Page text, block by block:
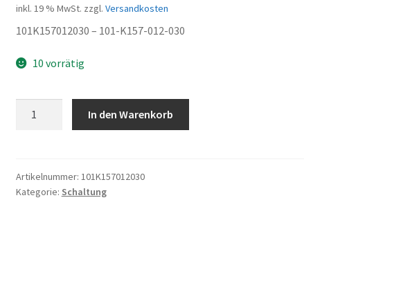
inkl. 19 % MwSt. zzgl. Versandkosten
101K157012030 – 101-K157-012-030
10 vorrätig
In den Warenkorb
Artikelnummer: 101K157012030
Kategorie: Schaltung